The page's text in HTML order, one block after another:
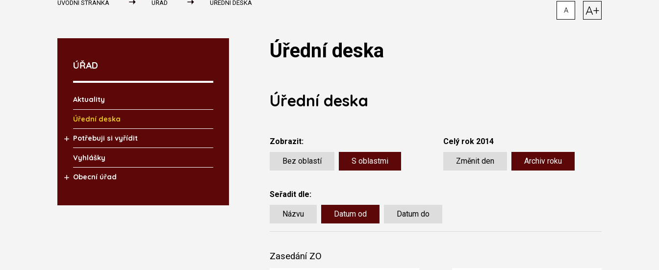
ÚVODNÍ STRÁNKA ÚŘAD ÚŘEDNÍ DESKA
A A+
Úřední deska
Úřední deska
Zobrazit:
Bez oblastí S oblastmi
Celý rok 2014
Změnit den Archiv roku
Seřadit dle:
Názvu Datum od Datum do
Zasedání ZO
ÚŘAD
Aktuality
Úřední deska
Potřebuji si vyřídit
Vyhlášky
Obecní úřad